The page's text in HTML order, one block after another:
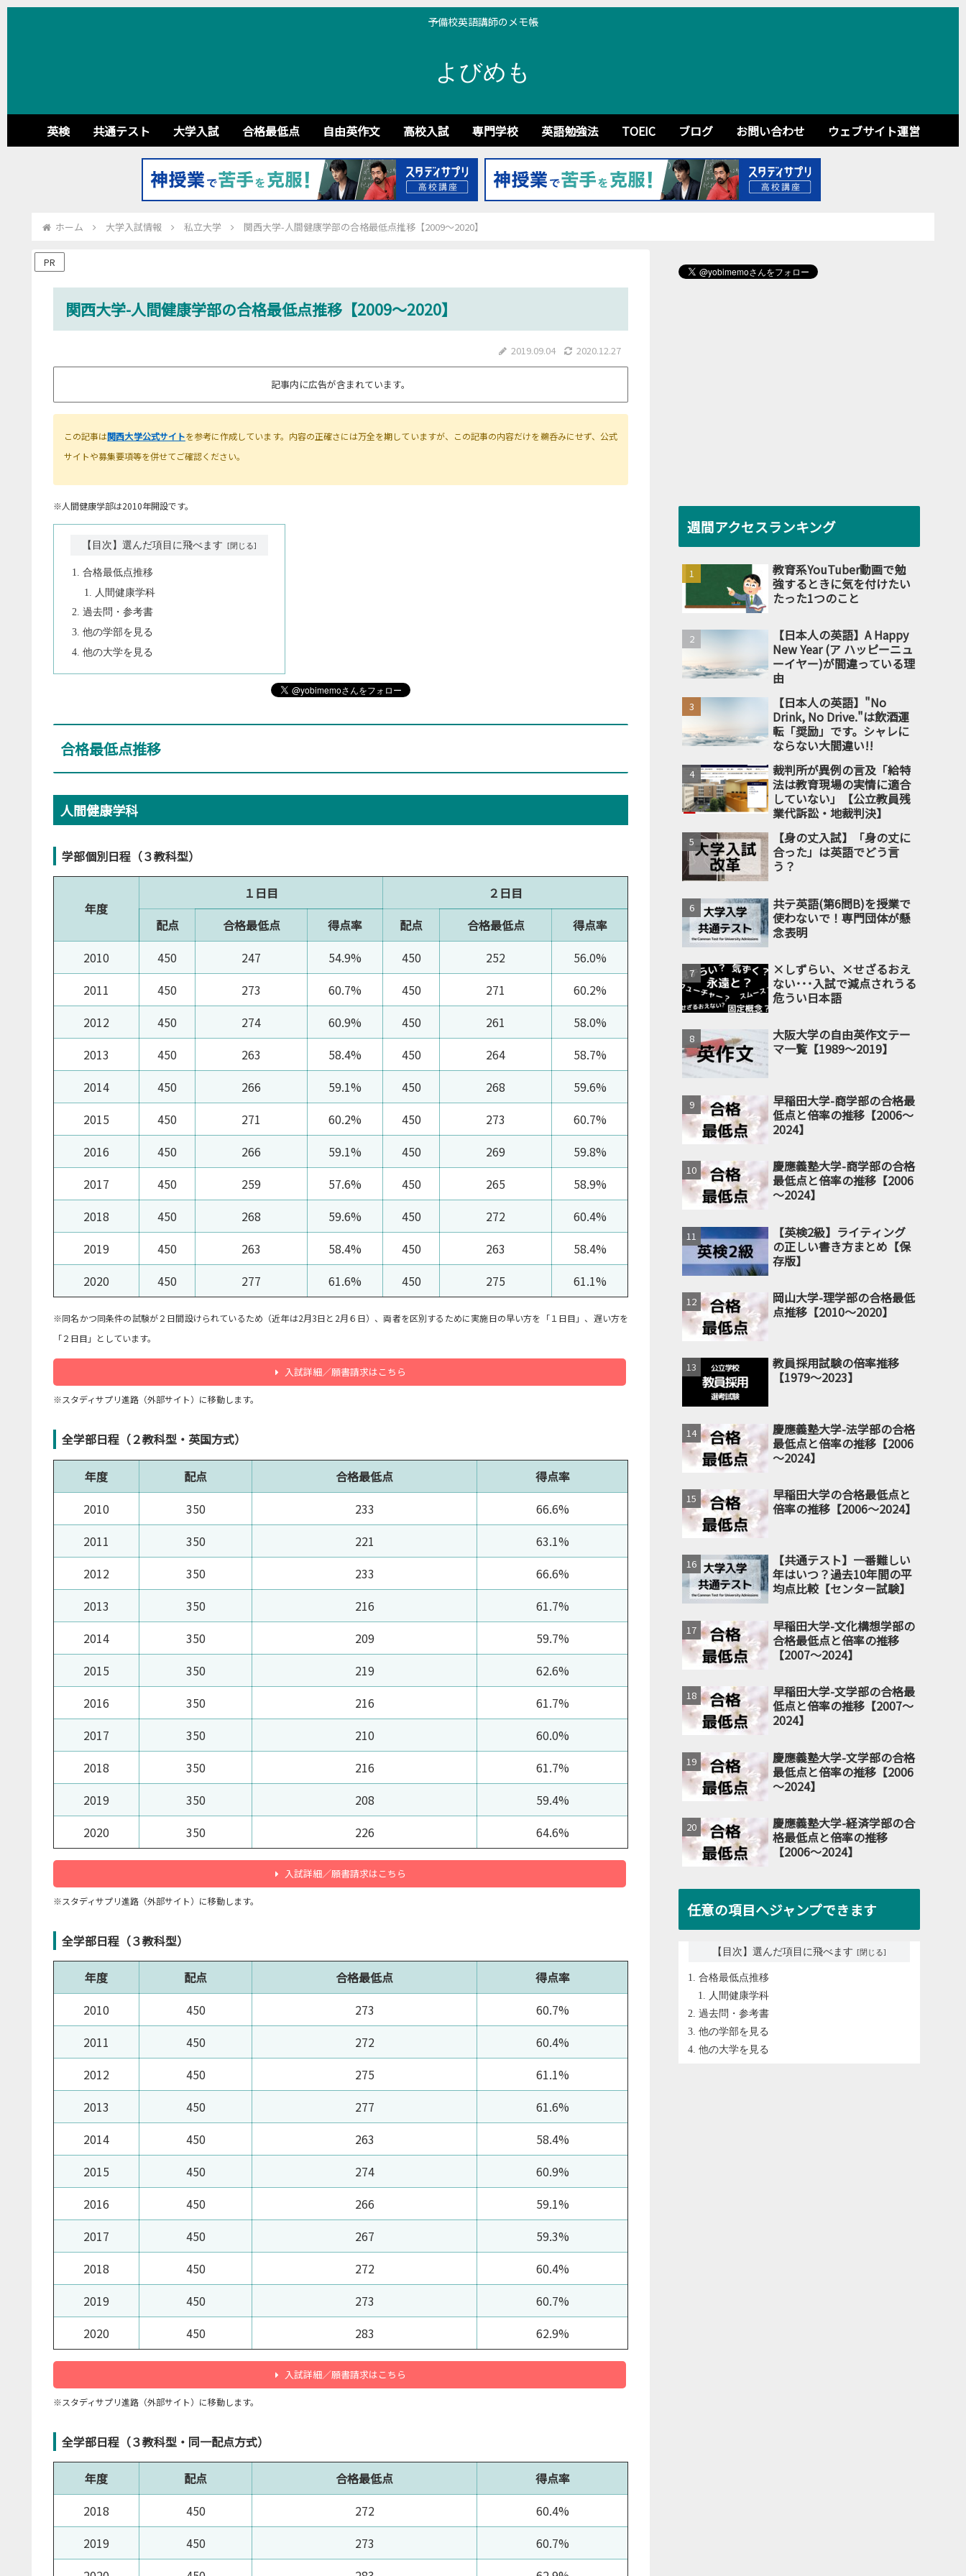
予備校英語講師のメモ帳
よびめも
英検 共通テスト 大学入試 合格最低点 自由英作文 高校入試 専門学校 英語勉強法 TOEIC ブログ お問い合わせ ウェブサイト運営
ホーム 大学入試情報 私立大学 関西大学-人間健康学部の合格最低点推移【2009～2020】
PR
関西大学-人間健康学部の合格最低点推移【2009～2020】
2019.09.04 2020.12.27
記事内に広告が含まれています。
この記事は関西大学公式サイトを参考に作成しています。内容の正確さには万全を期していますが、この記事の内容だけを鵜呑みにせず、公式
サイトや募集要項等を併せてご確認ください。
※人間健康学部は2010年開設です。
【目次】選んだ項目に飛べます
合格最低点推移
人間健康学科
過去問・参考書
他の学部を見る
他の大学を見る
合格最低点推移
人間健康学科
学部個別日程（３教科型）
年度
１日目
２日目
配点
合格最低点 得点率 配点 合格最低点
得点率
2010
450 247 54.9% 450 252
56.0%
2011
450 273 60.7% 450 271
60.2%
2012
450 274 60.9% 450 261
58.0%
2013
450 263 58.4% 450 264
58.7%
2014
450 266 59.1% 450 268
59.6%
2015
450 271 60.2% 450 273
60.7%
2016
450 266 59.1% 450 269
59.8%
2017
450 259 57.6% 450 265
58.9%
2018
450 268 59.6% 450 272
60.4%
2019
450 263 58.4% 450 263
58.4%
2020
450 277 61.6% 450 275 61.1%
※同名かつ同条件の試験が２日間設けられているため（近年は2月3日と2月６日）、両者を区別するために実施日の早い方を「１日目」、遅い方を
「２日目」としています。
入試詳細／願書請求はこちら
※スタディサプリ進路（外部サイト）に移動します。
全学部日程（２教科型・英国方式）
年度 配点 合格最低点
得点率
2010
350 233
66.6%
2011
350 221
63.1%
2012
350 233
66.6%
2013
350 216
61.7%
2014
350 209
59.7%
2015
350 219
62.6%
2016
350 216
61.7%
2017
350 210
60.0%
2018
350 216
61.7%
2019
350 208
59.4%
2020
350 226 64.6%
入試詳細／願書請求はこちら
※スタディサプリ進路（外部サイト）に移動します。
全学部日程（３教科型）
年度 配点 合格最低点
得点率
2010
450 273
60.7%
2011
450 272
60.4%
2012
450 275
61.1%
2013
450 277
61.6%
2014
450 263
58.4%
2015
450 274
60.9%
2016
450 266
59.1%
2017
450 267
59.3%
2018
450 272
60.4%
2019
450 273
60.7%
2020
450 283 62.9%
入試詳細／願書請求はこちら
※スタディサプリ進路（外部サイト）に移動します。
全学部日程（３教科型・同一配点方式）
年度 配点 合格最低点
得点率
2018
450 272
60.4%
2019
450 273
60.7%
週間アクセスランキング
教育系YouTuber動画で勉
強するときに気を付けたい
たった1つのこと
【日本人の英語】A Happy
New Year (ア ハッピーニュ
ーイヤー)が間違っている理
由
【日本人の英語】"No
Drink, No Drive."は飲酒運
転「奨励」です。シャレに
ならない大間違い!!
裁判所が異例の言及「給特
法は教育現場の実情に適合
していない」【公立教員残
業代訴訟・地裁判決】
【身の丈入試】「身の丈に
合った」は英語でどう言
う？
共テ英語(第6問B)を授業で
使わないで！専門団体が懸
念表明
×しずらい、×せざるおえ
ない･･･入試で減点されうる
危うい日本語
大阪大学の自由英作文テー
マ一覧【1989～2019】
早稲田大学-商学部の合格最
低点と倍率の推移【2006～
2024】
慶應義塾大学-商学部の合格
最低点と倍率の推移【2006
～2024】
【英検2級】ライティング
の正しい書き方まとめ【保
存版】
岡山大学-理学部の合格最低
点推移【2010～2020】
教員採用試験の倍率推移
【1979～2023】
慶應義塾大学-法学部の合格
最低点と倍率の推移【2006
～2024】
早稲田大学の合格最低点と
倍率の推移【2006～2024】
【共通テスト】一番難しい
年はいつ？過去10年間の平
均点比較【センター試験】
早稲田大学-文化構想学部の
合格最低点と倍率の推移
【2007～2024】
早稲田大学-文学部の合格最
低点と倍率の推移【2007～
2024】
慶應義塾大学-文学部の合格
最低点と倍率の推移【2006
～2024】
慶應義塾大学-経済学部の合
格最低点と倍率の推移
【2006～2024】
任意の項目へジャンプできます
【目次】選んだ項目に飛べます
合格最低点推移
人間健康学科
過去問・参考書
他の学部を見る
他の大学を見る